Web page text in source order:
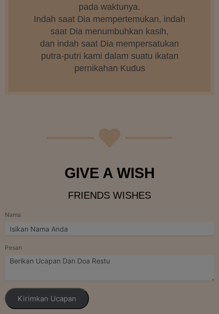
pada waktunya.
Indah saat Dia mempertemukan, indah
saat Dia menumbuhkan kasih,
dan indah saat Dia mempersatukan
putra-putri kami dalam suatu ikatan
pernikahan Kudus
GIVE A WISH
FRIENDS WISHES
Nama
Pesan
Kirimkan Ucapan